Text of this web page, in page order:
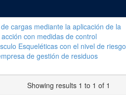
cargas mediante la aplicación de la
con medidas de control
Esqueléticas con el nivel de riesgo
de gestión de residuos
Showing results 1 to 1 of 1